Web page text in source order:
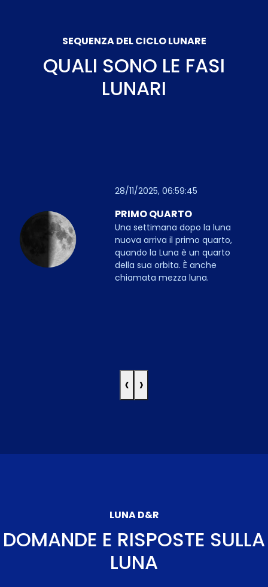
SEQUENZA DEL CICLO LUNARE
QUALI SONO LE FASI
LUNARI
28/11/2025, 06:59:45
PRIMO QUARTO
Una settimana dopo la luna
nuova arriva il primo quarto,
quando la Luna è un quarto
della sua orbita. È anche
chiamata mezza luna.
‹ ›
LUNA D&R
DOMANDE E RISPOSTE SULLA
LUNA